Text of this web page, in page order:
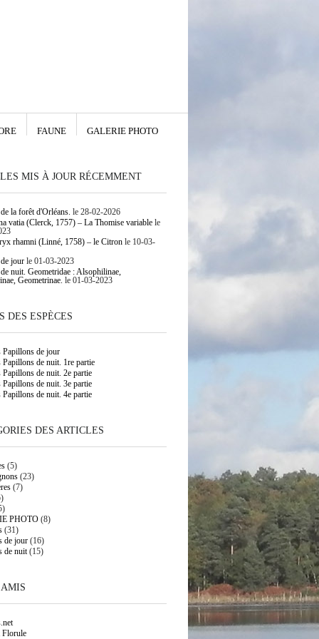
FAUNE GALERIE PHOTO
MIS À JOUR RÉCEMMENT
la forêt d'Orléans. le 28-02-2026
vatia (Clerck, 1757) – La Thomise variablele
rhamni (Linné, 1758) – le Citronle 10-03-
jourle 01-03-2023
nuit. Geometridae : Alsophilinae,
Geometrinae. le 01-03-2023
DES ESPÈCES
Papillons de jour
Papillons de nuit. 1re partie
Papillons de nuit. 2e partie
Papillons de nuit. 3e partie
Papillons de nuit. 4e partie
DES ARTICLES
(5)
(23)
(7)
PHOTO(8)
(31)
de jour(16)
de nuit(15)
Florule